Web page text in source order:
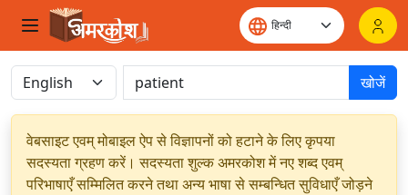
खोजें
वेबसाइट एवम् मोबाइल ऐप से विज्ञापनों को हटाने के लिए कृपया
सदस्यता ग्रहण करें। सदस्यता शुल्क अमरकोश में नए शब्द एवम्
परिभाषाएँ सम्मिलित करने तथा अन्य भाषा से सम्बन्धित सुविधाएँ जोड़ने